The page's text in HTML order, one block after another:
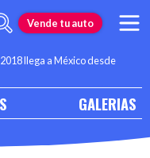
Vende tu auto
llega a México desde
GALERIAS